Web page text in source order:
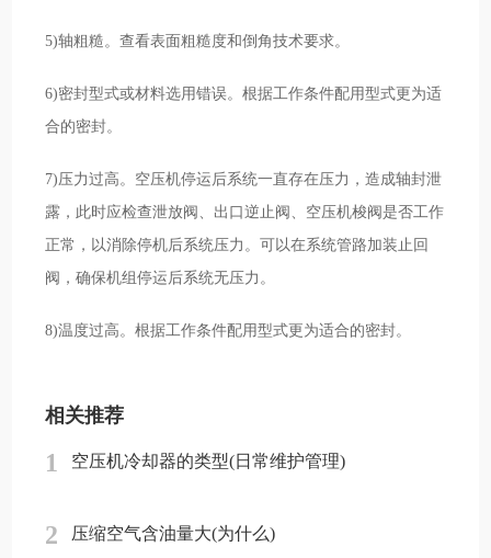
5)轴粗糙。查看表面粗糙度和倒角技术要求。
6)密封型式或材料选用错误。根据工作条件配用型式更为适
合的密封。
7)压力过高。空压机停运后系统一直存在压力，造成轴封泄
露，此时应检查泄放阀、出口逆止阀、空压机梭阀是否工作
正常，以消除停机后系统压力。可以在系统管路加装止回
阀，确保机组停运后系统无压力。
8)温度过高。根据工作条件配用型式更为适合的密封。
相关推荐
1 空压机冷却器的类型(日常维护管理)
2 压缩空气含油量大(为什么)